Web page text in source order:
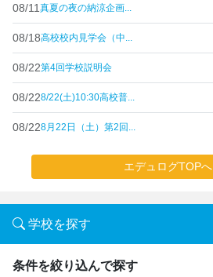
08/11 真夏の夜の納涼企画...
08/18高校校内見学会（中...
08/22第4回学校説明会
08/228/22(土)10:30高校普...
08/228月22日（土）第2回...
エデュログTOPへ
学校を探す
条件を絞り込んで探す